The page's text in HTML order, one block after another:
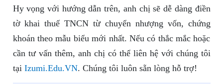
Hy vọng với hướng dẫn trên, anh chị sẽ dễ dàng điền
tờ khai thuế TNCN từ chuyển nhượng vốn, chứng
khoán theo mẫu biểu mới nhất. Nếu có thắc mắc hoặc
cần tư vấn thêm, anh chị có thể liên hệ với chúng tôi
tại Izumi.Edu.VN. Chúng tôi luôn sẵn lòng hỗ trợ!